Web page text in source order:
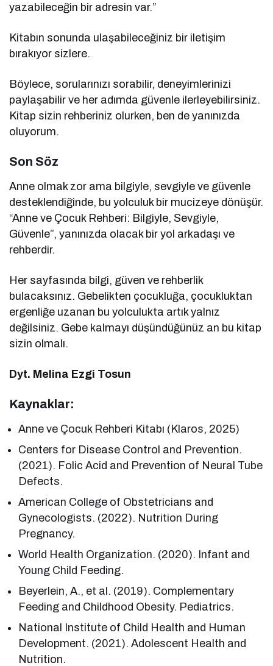
yazabileceğin bir adresin var.”
Kitabın sonunda ulaşabileceğiniz bir iletişim
bırakıyor sizlere.
Böylece, sorularınızı sorabilir, deneyimlerinizi
paylaşabilir ve her adımda güvenle ilerleyebilirsiniz.
Kitap sizin rehberiniz olurken, ben de yanınızda
oluyorum.
Son Söz
Anne olmak zor ama bilgiyle, sevgiyle ve güvenle
desteklendiğinde, bu yolculuk bir mucizeye dönüşür.
“Anne ve Çocuk Rehberi: Bilgiyle, Sevgiyle,
Güvenle”, yanınızda olacak bir yol arkadaşı ve
rehberdir.
Her sayfasında bilgi, güven ve rehberlik
bulacaksınız. Gebelikten çocukluğa, çocukluktan
ergenliğe uzanan bu yolculukta artık yalnız
değilsiniz. Gebe kalmayı düşündüğünüz an bu kitap
sizin olmalı.
Dyt. Melina Ezgi Tosun
Kaynaklar:
Anne ve Çocuk Rehberi Kitabı (Klaros, 2025)
Centers for Disease Control and Prevention.
(2021). Folic Acid and Prevention of Neural Tube
Defects.
American College of Obstetricians and
Gynecologists. (2022). Nutrition During
Pregnancy.
World Health Organization. (2020). Infant and
Young Child Feeding.
Beyerlein, A., et al. (2019). Complementary
Feeding and Childhood Obesity. Pediatrics.
National Institute of Child Health and Human
Development. (2021). Adolescent Health and
Nutrition.